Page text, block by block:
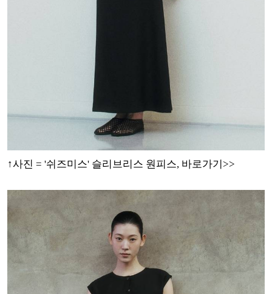
↑사진 = '쉬즈미스' 슬리브리스 원피스, 바로가기>>